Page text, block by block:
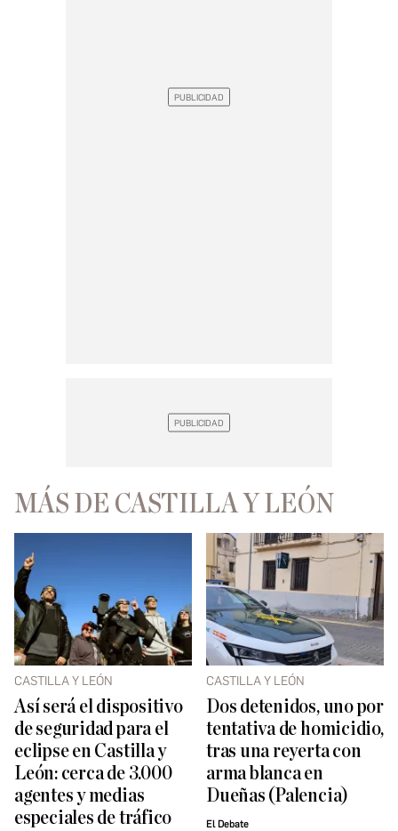
MÁS DE CASTILLA Y LEÓN
CASTILLA Y LEÓN
Así será el dispositivo
de seguridad para el
eclipse en Castilla y
León: cerca de 3.000
agentes y medias
especiales de tráfico
CASTILLA Y LEÓN
Dos detenidos, uno por
tentativa de homicidio,
tras una reyerta con
arma blanca en
Dueñas (Palencia)
El Debate